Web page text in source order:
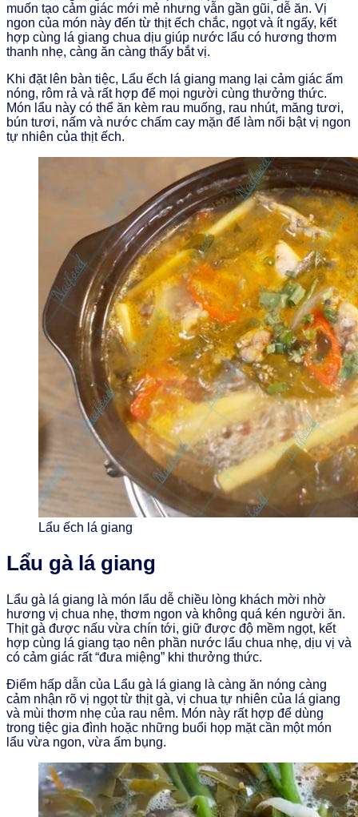
muốn tạo cảm giác mới mẻ nhưng vẫn gần gũi, dễ ăn. Vị
ngon của món này đến từ thịt ếch chắc, ngọt và ít ngấy, kết
hợp cùng lá giang chua dịu giúp nước lẩu có hương thơm
thanh nhẹ, càng ăn càng thấy bắt vị.
Khi đặt lên bàn tiệc, Lẩu ếch lá giang mang lại cảm giác ấm
nóng, rôm rả và rất hợp để mọi người cùng thưởng thức.
Món lẩu này có thể ăn kèm rau muống, rau nhút, măng tươi,
bún tươi, nấm và nước chấm cay mặn để làm nổi bật vị ngon
tự nhiên của thịt ếch.
Lẩu ếch lá giang
Lẩu gà lá giang
Lẩu gà lá giang là món lẩu dễ chiều lòng khách mời nhờ
hương vị chua nhẹ, thơm ngon và không quá kén người ăn.
Thịt gà được nấu vừa chín tới, giữ được độ mềm ngọt, kết
hợp cùng lá giang tạo nên phần nước lẩu chua nhẹ, dịu vị và
có cảm giác rất “đưa miệng” khi thưởng thức.
Điểm hấp dẫn của Lẩu gà lá giang là càng ăn nóng càng
cảm nhận rõ vị ngọt từ thịt gà, vị chua tự nhiên của lá giang
và mùi thơm nhẹ của rau nêm. Món này rất hợp để dùng
trong tiệc gia đình hoặc những buổi họp mặt cần một món
lẩu vừa ngon, vừa ấm bụng.